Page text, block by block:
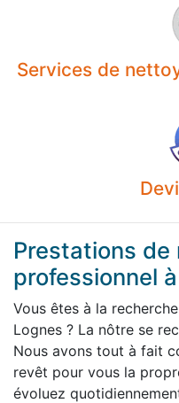
Services de
Prestations
professionnel
Vous êtes à la
Lognes ? La nôtre se
Nous avons tout à fait
revêt pour vous la
évoluez